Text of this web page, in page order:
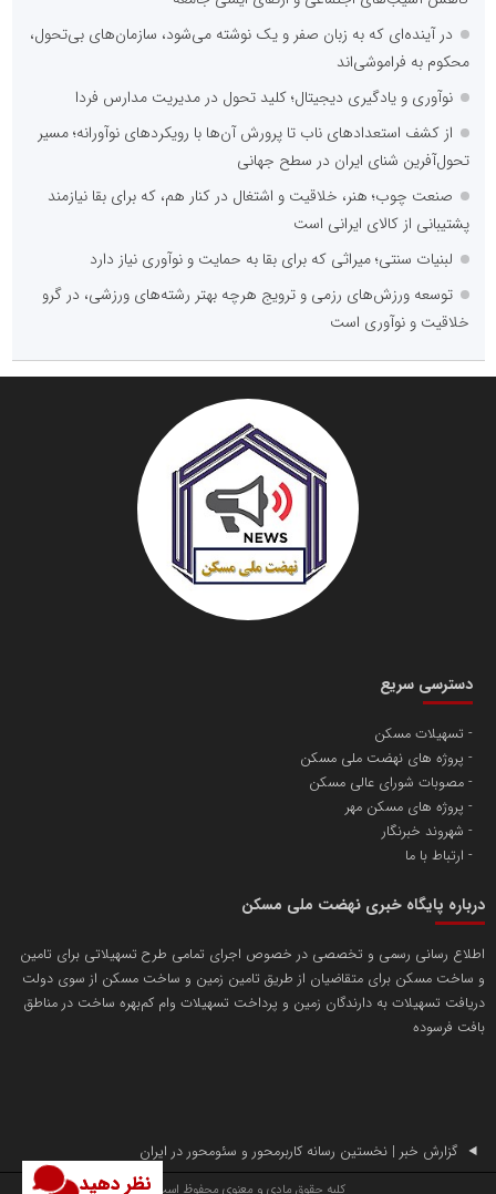
نظر دهید
در آینده‌ای که به زبان صفر و یک نوشته می‌شود، سازمان‌های بی‌تحول،
محکوم به فراموشی‌اند
نوآوری و یادگیری دیجیتال؛ کلید تحول در مدیریت مدارس فردا
از کشف استعدادهای ناب تا پرورش آن‌ها با رویکردهای نوآورانه؛ مسیر
تحول‌آفرین شنای ایران در سطح جهانی
صنعت چوب؛ هنر، خلاقیت و اشتغال در کنار هم، که برای بقا نیازمند
پشتیبانی از کالای ایرانی است
لبنیات سنتی؛ میراثی که برای بقا به حمایت و نوآوری نیاز دارد
توسعه ورزش‌های رزمی و ترویج هرچه بهتر رشته‌های ورزشی، در گرو
خلاقیت و نوآوری است
دسترسی سریع
تسهیلات مسکن
پروژه های نهضت ملی مسکن
مصوبات شورای عالی مسکن
پروژه های مسکن مهر
شهروند خبرنگار
ارتباط با ما
درباره پایگاه خبری نهضت ملی مسکن
اطلاع رسانی رسمی و تخصصی در خصوص اجرای تمامی طرح تسهیلاتی برای تامین
و ساخت مسکن برای متقاضیان از طریق تامین زمین و ساخت مسکن از سوی دولت
دریافت تسهیلات به دارندگان زمین و پرداخت تسهیلات وام کم‌بهره ساخت در مناطق
بافت فرسوده
گزارش خبر | نخستین رسانه کاربرمحور و سئومحور در ایران
کلیه حقوق مادی و معنوی محفوظ است.